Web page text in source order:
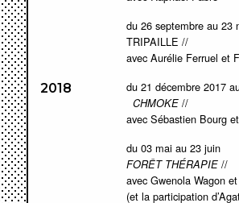
du 26 septembre au 23
TRIPAILLE //
avec Aurélie Ferruel et
2018
du 21 décembre 2017
CHMOKE//
avec Sébastien Bourg
du 03 mai au 23 juin
FORÊT THÉRAPIE//
avec Gwenola Wagon
(et la participation